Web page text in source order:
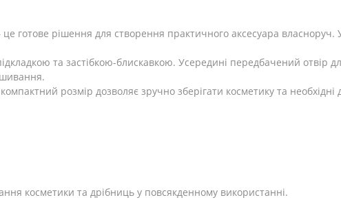
готове рішення для створення практичного аксесуара власноруч.
та застібкою-блискавкою. Усередині передбачений отвір
розмір дозволяє зручно зберігати косметику та необхідні
косметики та дрібниць у повсякденному використанні.